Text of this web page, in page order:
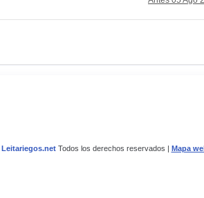
Leitariegos.netTodos los derechos reservados | Mapa